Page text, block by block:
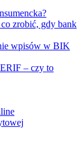
zrobić, gdy bank
wpisów w BIK
– czy to